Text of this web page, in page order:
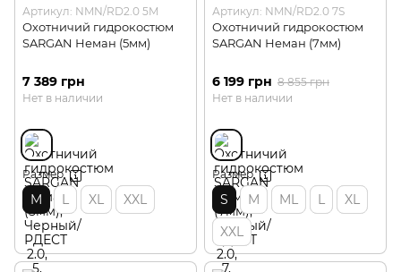
Артикул: NMN/RD2.0 5M
Охотничий гидрокостюм
SARGAN Неман (5мм)
7 389 грн
Нет в наличии
Размер
M L XL XXL
Артикул: NMN/RD2.0 7S
Охотничий гидрокостюм
SARGAN Неман (7мм)
6 199 грн 8 855 грн
Нет в наличии
Размер
S M ML L
XL
XXL